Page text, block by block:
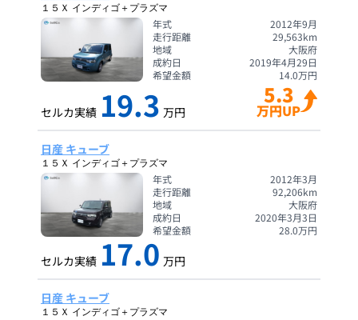
１５Ｘ インディゴ＋プラズマ
年式
2012年9月
走行距離
29,563km
地域
大阪府
成約日
2019年4月29日
希望金額
14.0万円
セルカ実績 19.3 万円
5.3
万円UP
日産 キューブ
１５Ｘ インディゴ＋プラズマ
年式
2012年3月
走行距離
92,206km
地域
大阪府
成約日
2020年3月3日
希望金額
28.0万円
セルカ実績 17.0 万円
日産 キューブ
１５Ｘ インディゴ＋プラズマ